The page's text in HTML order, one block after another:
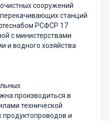
сооружений
станций
РСФСР 17
с министерствами
и водного хозяйства
производиться в
технической
продуктопроводов и